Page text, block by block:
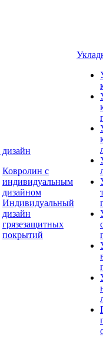
Ковролин с
индивидуальным
дизайном
Индивидуальный
дизайн
грязезащитных
покрытий